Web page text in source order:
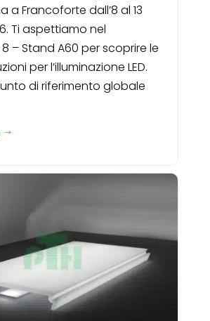
a Francoforte dall’8 al 13
Ti aspettiamo nel
– Stand A60 per scoprire le
per l’illuminazione LED.
di riferimento globale
$